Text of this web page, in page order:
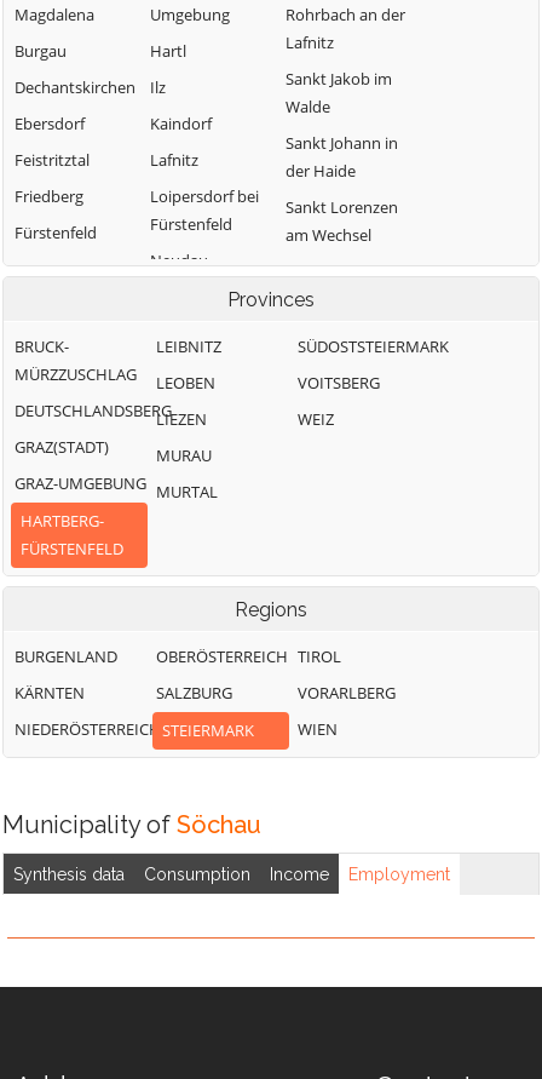
Magdalena
Burgau
Dechantskirchen
Ebersdorf
Feistritztal
Friedberg
Fürstenfeld
Grafendorf bei
Großsteinbach
Umgebung
Hartl
Ilz
Kaindorf
Lafnitz
Loipersdorf bei
Fürstenfeld
Neudau
Ottendorf an der
Rohrbach an der
Lafnitz
Sankt Jakob im
Walde
Sankt Johann in
der Haide
Sankt Lorenzen
am Wechsel
Schäffern
Söchau
Stubenberg
Vorau
Waldbach-
Provinces
BRUCK-
MÜRZZUSCHLAG
DEUTSCHLANDSBERG
GRAZ(STADT)
GRAZ-UMGEBUNG
HARTBERG-
FÜRSTENFELD
LEIBNITZ
LEOBEN
LIEZEN
MURAU
MURTAL
SÜDOSTSTEIERMARK
VOITSBERG
WEIZ
Regions
BURGENLAND
KÄRNTEN
NIEDERÖSTERREICH
OBERÖSTERREICH
SALZBURG
STEIERMARK
TIROL
VORARLBERG
WIEN
Municipality of Söchau
Synthesis data Consumption Income Employment